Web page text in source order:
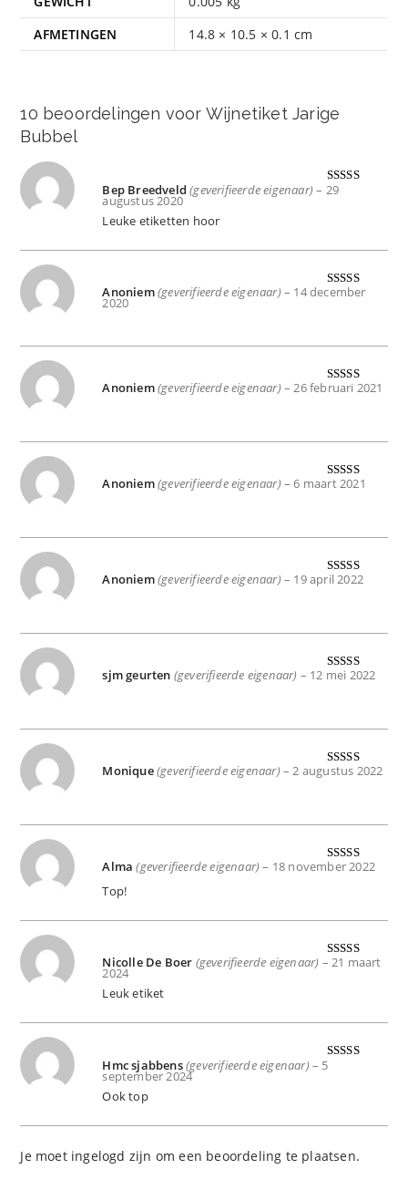
AFMETINGEN
14.8 × 10.5 × 0.1 cm
10 beoordelingen voor Wijnetiket Jarige
Bubbel
Gewaardeer
Bep Breedveld(geverifieerde eigenaar) – 29
augustus 2020
Leuke etiketten hoor
Gewaardeer
Anoniem(geverifieerde eigenaar) – 14 december
2020
Gewaardeer
Anoniem(geverifieerde eigenaar) – 26 februari 2021
Gewaardeer
Anoniem(geverifieerde eigenaar) – 6 maart 2021
Gewaardeer
Anoniem(geverifieerde eigenaar) – 19 april 2022
Gewaardeer
sjm geurten (geverifieerde eigenaar) – 12 mei 2022
Gewaardeer
Monique(geverifieerde eigenaar) – 2 augustus 2022
Gewaardeer
Alma(geverifieerde eigenaar) – 18 november 2022
Top!
Gewaardeer
Nicolle De Boer (geverifieerde eigenaar) – 21 maart
2024
Leuk etiket
Gewaardeer
Hmc sjabbens(geverifieerde eigenaar) – 5
september 2024
Ook top
Je moet ingelogd zijn om een beoordeling te plaatsen.